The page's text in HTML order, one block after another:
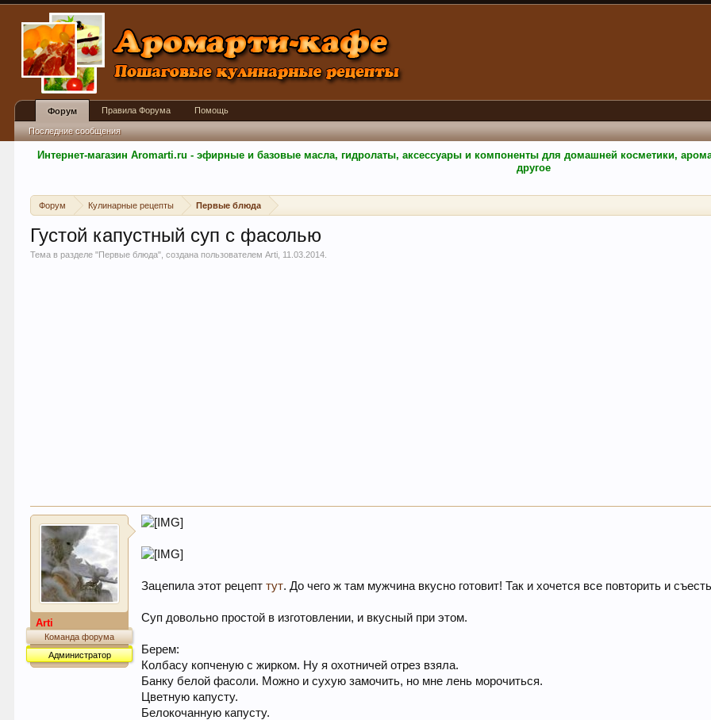
Интернет-магазин Aromarti.ru - эфирные и базовые масла, гидролаты, аксессуары и компоненты для домашней косметики,
другое
Форум Кулинарные рецепты Первые блюда
Густой капустный суп с фасолью
Тема в разделе "Первые блюда", создана пользователемArti 11.03.2014
Arti
Команда форума
Администратор
Зацепила этот рецепттут. До чего ж там мужчина вкусно готовит! Так и хочется все повторить и
Суп довольно простой в изготовлении, и вкусный при этом.
Берем:
Колбасу копченую с жирком. Ну я охотничей отрез взяла.
Банку белой фасоли. Можно и сухую замочить, но мне лень морочиться.
Цветную капусту.
Белокочанную капусту.
Форум
Последние сообщения
Правила Форума Помощь